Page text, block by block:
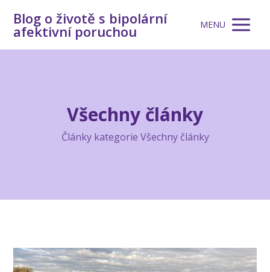
Blog o životě s bipolární
afektivní poruchou MENU
Všechny články
Články kategorie Všechny články